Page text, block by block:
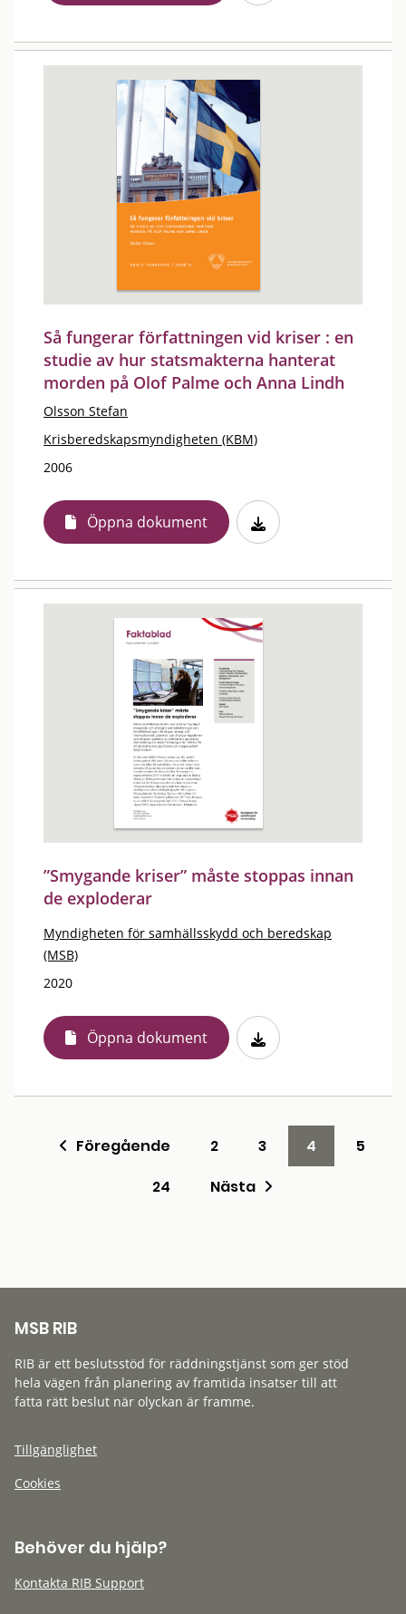
Så fungerar författningen vid kriser : en
studie av hur statsmakterna hanterat
morden på Olof Palme och Anna Lindh
Olsson Stefan
Krisberedskapsmyndigheten (KBM)
2006
Öppna dokument
”Smygande kriser” måste stoppas innan
de exploderar
Myndigheten för samhällsskydd och beredskap
(MSB)
2020
Öppna dokument
Föregående 2 3 4
5
24
Nästa
MSB RIB
RIB är ett beslutsstöd för räddningstjänst som ger stöd
hela vägen från planering av framtida insatser till att
fatta rätt beslut när olyckan är framme.
Tillgänglighet
Cookies
Behöver du hjälp?
Kontakta RIB Support